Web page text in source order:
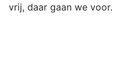
vrij, daar gaan we voor.